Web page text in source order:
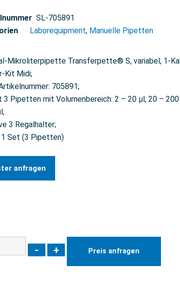
SL-705891
Laborequipment, Manuelle Pipetten
Mikroliterpipette Transferpette® S, variabel; 1-
Kit Midi;
705891;
3 Pipetten mit Volumenbereich: 2 – 20 µl, 20 –
3 Regalhalter;
1 Set (3 Pipetten)
anfragen
- + Preis anfragen